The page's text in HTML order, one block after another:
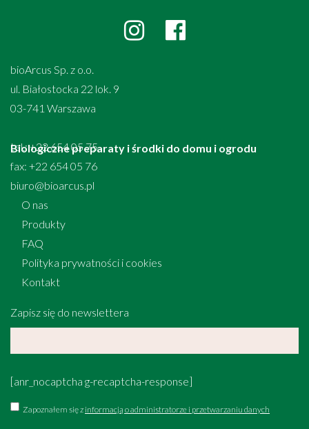
bioArcus Sp. z o.o.
ul. Białostocka 22 lok. 9
03-741 Warszawa
Biologiczne preparaty i środki do domu i ogrodu
tel.: +22 654 05 75
fax: +22 654 05 76
biuro@bioarcus.pl
O nas
Produkty
FAQ
Polityka prywatności i cookies
Kontakt
Zapisz się do newslettera
[anr_nocaptcha g-recaptcha-response]
Zapoznałem się z informacją o administratorze i przetwarzaniu danych